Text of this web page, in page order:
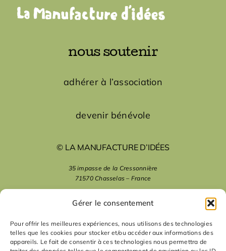
Gérer le consentement
Pour offrir les meilleures expériences, nous utilisons des technologies
telles que les cookies pour stocker et/ou accéder aux informations des
appareils. Le fait de consentir à ces technologies nous permettra de
nous soutenir
adhérer à l’association
devenir bénévole
© LA MANUFACTURE D’IDÉES
35 impasse de la Cressonnière
71570 Chasselas – France
mentions légales
nous suivre